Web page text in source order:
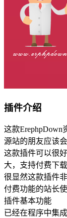
插件介绍
这款ErephpDown
源站的朋友应该
这款插件可以很
大，支持付费下
很显然这款插件
付费功能的站长
插件基本功能
已经在程序中集